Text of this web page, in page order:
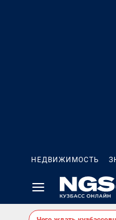
НЕДВИЖИМОСТЬ